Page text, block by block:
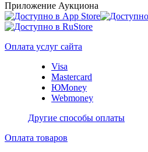
Приложение Аукциона
Оплата услуг сайта
Visa
Mastercard
ЮMoney
Webmoney
Другие способы оплаты
Оплата товаров